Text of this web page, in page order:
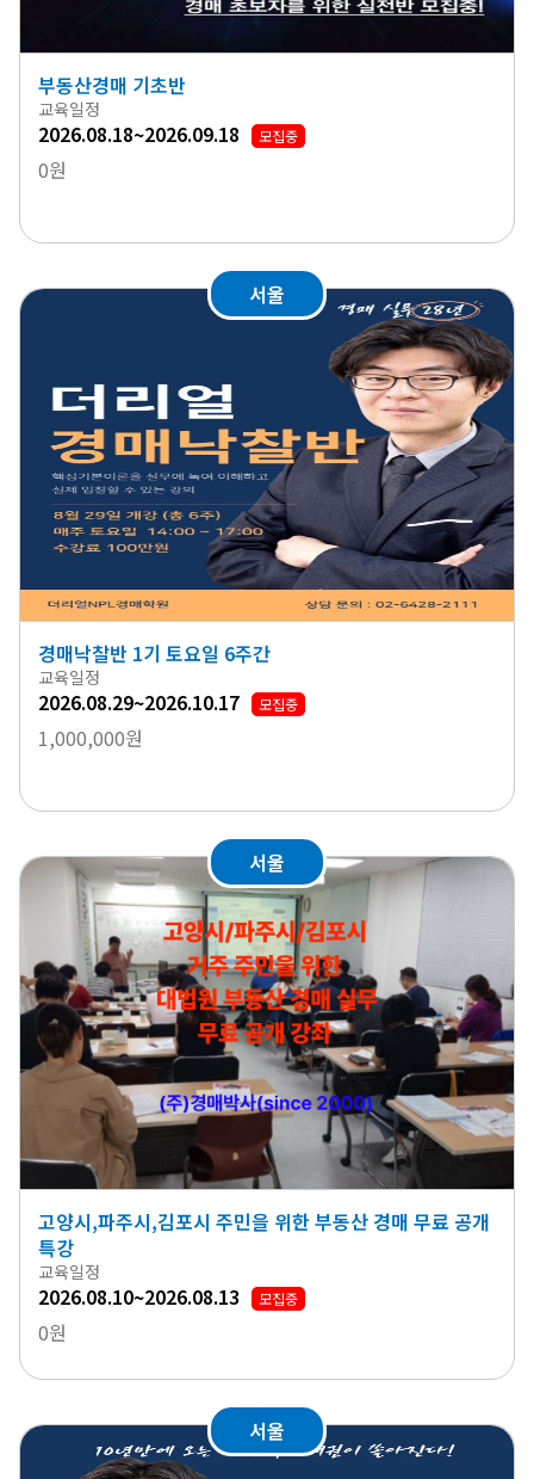
부동산경매 기초반
교육일정
2026.08.18~2026.09.18 모집중
0원
서울
경매낙찰반 1기 토요일 6주간
교육일정
2026.08.29~2026.10.17 모집중
1,000,000원
서울
고양시,파주시,김포시 주민을 위한 부동산 경매 무료 공개
특강
교육일정
2026.08.10~2026.08.13 모집중
0원
서울